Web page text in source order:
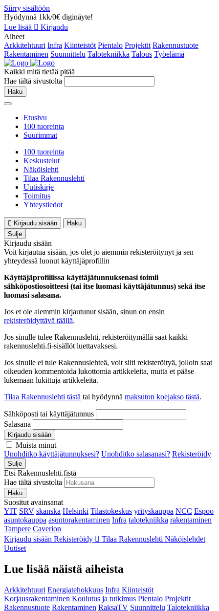
Siirry sisältöön
Hyödynnä 1kk/0€ diginäyte!
Lue lisää
Kirjaudu
Aiheet
Arkkitehtuuri Infra Kiinteistöt Pientalo Projektit Rakennustuote
Rakentaminen Suunnittelu Talotekniikka Talous Työelämä
Kaikki mitä tietää pitää
Hae tältä sivustolta
Haku
Etusivu
100 tuoreinta
Suurimmat
100 tuoreinta
Keskustelut
Näköislehti
Tilaa Rakennuslehti
Uutiskirje
Toimitus
Yhteystiedot
Kirjaudu sisään
Haku
Sulje
Kirjaudu sisään
Voit kirjautua sisään, jos olet jo aiemmin rekisteröitynyt ja sen
yhteydessä luonut käyttäjäprofiilin
Käyttäjäprofiilissa käyttäjätunnuksenasi toimii
sähköpostiosoitteesi (tai itse luomasi käyttäjätunnus) sekä itse
luomasi salasana.
Jos et ole aiemmin kirjautunut sisään, sinun on ensin
rekisteröidyttävä täällä.
Jos sinulle tulee Rakennuslehti, rekisteröitymällä saat kaikki
rakennuslehti.fi-sisällöt luettavaksesi.
Jos sinulle ei tule Rakennuslehteä, voit silti rekisteröityä, jolloin saat
oikeuden kommentoida lukottomia artikkeleita, mutta et pääse
lukemaan lukittuja artikkeleita.
Tilaa Rakennuslehti tästä tai hyödynnä maksuton koejakso tästä.
Sähköposti tai käyttäjätunnus
Salasana
Kirjaudu sisään
Muista minut
Unohditko käyttäjätunnuksesi? Unohditko salasanasi? Rekisteröidy
Sulje
Etsi Rakennuslehti.fistä
Hae tältä sivustolta
Haku
Suositut avainsanat
YIT SRV skanska Helsinki Tilastokeskus yrityskauppa NCC Espoo
asuntokauppa asuntorakentaminen Infra talotekniikka rakentaminen
Tampere Caverion
Kirjaudu sisään Rekisteröidy Tilaa Rakennuslehti Näköislehdet
Uutiset
Lue lisää näistä aiheista
Arkkitehtuuri Energiatehokkuus Infra Kiinteistöt
Korjausrakentaminen Koulutus ja tutkimus Pientalo Projektit
Rakennustuote Rakentaminen RaksaTV Suunnittelu Talotekniikka